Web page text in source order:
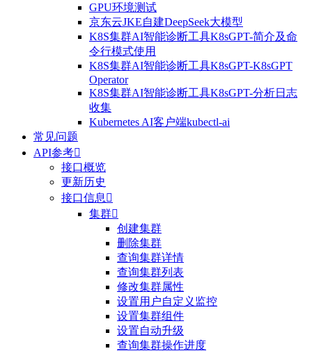
GPU环境测试
京东云JKE自建DeepSeek大模型
K8S集群AI智能诊断工具K8sGPT-简介及命
令行模式使用
K8S集群AI智能诊断工具K8sGPT-K8sGPT
Operator
K8S集群AI智能诊断工具K8sGPT-分析日志
收集
Kubernetes AI客户端kubectl-ai
常见问题
API参考
接口概览
更新历史
接口信息 
集群
创建集群
删除集群
查询集群详情
查询集群列表
修改集群属性
设置用户自定义监控
设置集群组件
设置自动升级
查询集群操作进度